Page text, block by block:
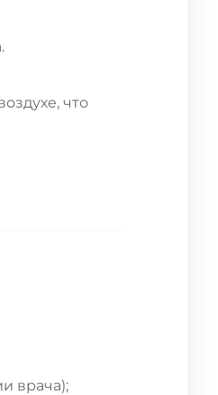
что
врача);